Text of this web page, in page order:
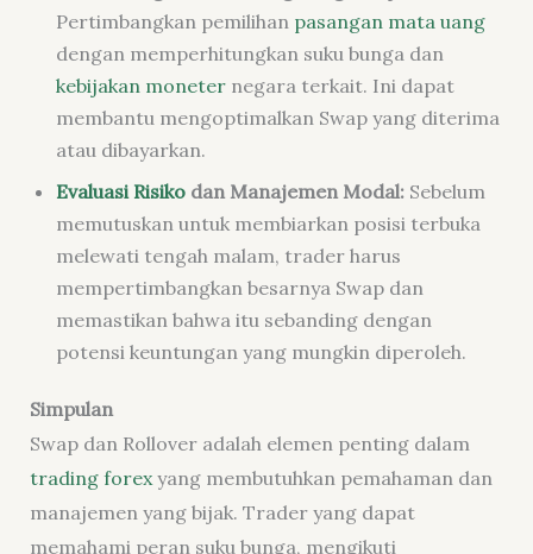
Pertimbangkan pemilihan pasangan mata uang
dengan memperhitungkan suku bunga dan
kebijakan moneternegara terkait. Ini dapat
membantu mengoptimalkan Swap yang diterima
atau dibayarkan.
Evaluasi Risikodan Manajemen Modal:Sebelum
memutuskan untuk membiarkan posisi terbuka
melewati tengah malam, trader harus
mempertimbangkan besarnya Swap dan
memastikan bahwa itu sebanding dengan
potensi keuntungan yang mungkin diperoleh.
Simpulan
Swap dan Rollover adalah elemen penting dalam
trading forexyang membutuhkan pemahaman dan
manajemen yang bijak. Trader yang dapat
memahami peran suku bunga, mengikuti